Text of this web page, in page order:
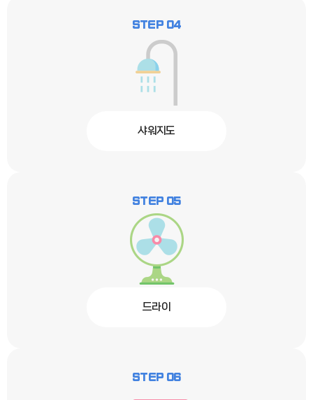
STEP 04
샤워지도
STEP 05
드라이
STEP 06